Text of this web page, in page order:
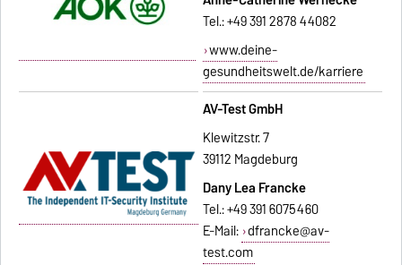
Tel.: +49 391 2878 44082
www.deine-
gesundheitswelt.de/karriere
AV-Test GmbH
Klewitzstr. 7
39112 Magdeburg
Dany Lea Francke
Tel.: +49 391 6075460
E-Mail: dfrancke@av-
test.com